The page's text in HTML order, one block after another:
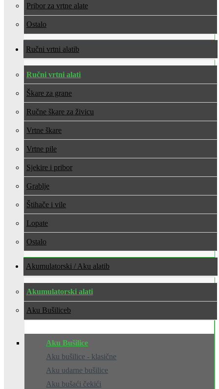
Pribor za vrtne alate
Ostalo
Ručni vrtni alati
Ručni vrtni alati
Škare za grane
Ručne škare za živicu
Vrtne škare
Vrtne pile
Sjekire i pribor
Grablje
Štihače i vile
Lopate
Ostalo
Akumulatorski / Aku alati
Akumulatorski alati
Aku Bušilice
Aku Bušilice
Aku bušilice - klasične
Aku udarne bušilice
Aku bušaći čekići